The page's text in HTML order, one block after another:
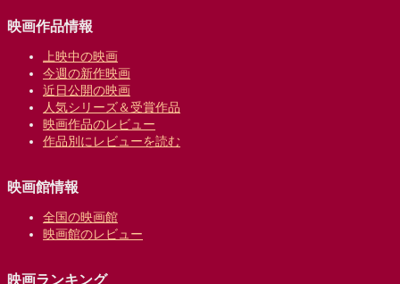
映画作品情報
上映中の映画
今週の新作映画
近日公開の映画
人気シリーズ＆受賞作品
映画作品のレビュー
作品別にレビューを読む
映画館情報
全国の映画館
映画館のレビュー
映画ランキング